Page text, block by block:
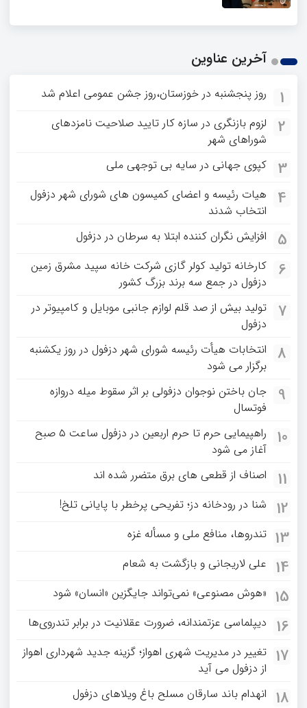
آخرین عناوین
1 روز پنجشنبه در خوزستان،روز جشن عمومی اعلام شد
2
لزوم بازنگری در سازه کار تایید صلاحیت نامزدهای
شوراهای شهر
3 کپوی جهانی در سایه بی توجهی ملی
4
هیات رئیسه و اعضای کمیسون های شورای شهر دزفول
انتخاب شدند
5 افزایش نگران کننده ابتلا به سرطان در دزفول
6
کارخانه تولید کولر گازی شرکت خانه سپید مشرق زمین
دزفول در جمع سه برند بزرگ کشور
7
تولید بیش از صد قلم لوازم جانبی موبایل و کامپیوتر در
دزفول
8
انتخابات هیأت رئیسه شورای شهر دزفول در روز یکشنبه
برگزار می شود
9
جان باختن نوجوان دزفولی بر اثر سقوط میله دروازه
فوتسال
10
راهپیمایی حرم تا حرم اربعین در دزفول ساعت ۵ صبح
آغاز می شود
11 اصناف از قطعی های برق متضرر شده اند
12 شنا در رودخانه دز؛ تفریحی پرخطر با پایانی تلخ!
13 تندروها، منافع ملی و مسأله غزه
14 علی لاریجانی و بازگشت به شعام
15 «هوش مصنوعی» نمی‌تواند جایگزین «انسان» شود
16 دیپلماسی عزتمندانه، ضرورت عقلانیت در برابر تندروی‌ها
17 تغییر در مدیریت شهری اهواز؛ گزینه جدید شهرداری اهواز
از دزفول می آید
18 انهدام باند سارقان مسلح باغ‌ ویلاهای دزفول